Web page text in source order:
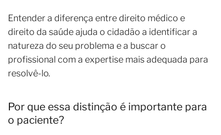
Entender a diferença entre direito médico e
direito da saúde ajuda o cidadão a identificar a
natureza do seu problema e a buscar o
profissional com a expertise mais adequada para
resolvê-lo.
Por que essa distinção é importante para
o paciente?